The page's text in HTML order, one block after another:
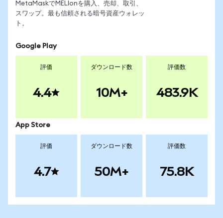
MetaMaskでMELIonを購入、売却、取引、
スワップ。最も信頼される暗号資産ウォレッ
ト。
Google Play
評価
4.4
ダウンロード数
10M+
評価数
483.9K
App Store
評価
4.7
ダウンロード数
50M+
評価数
75.8K